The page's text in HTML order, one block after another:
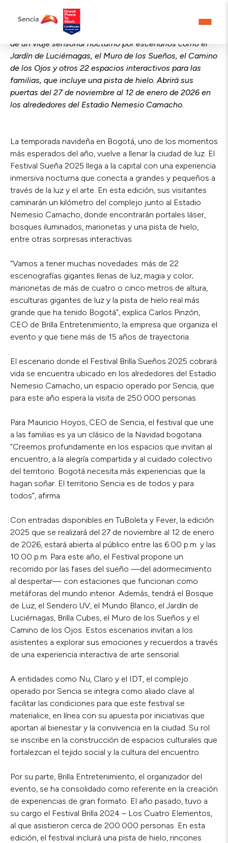
La Navidad regresa a Bogotá con luz y fantasía a través
de un viaje sensorial nocturno por escenarios como el
Jardín de Luciérnagas, el Muro de los Sueños, el Camino
de los Ojos y otros 22 espacios interactivos para las
familias, que incluye una pista de hielo. Abrirá sus
puertas del 27 de noviembre al 12 de enero de 2026 en
los alrededores del Estadio Nemesio Camacho.
La temporada navideña en Bogotá, uno de los momentos
más esperados del año, vuelve a llenar la ciudad de luz. El
Festival Sueña 2025 llega a la capital con una experiencia
inmersiva nocturna que conecta a grandes y pequeños a
través de la luz y el arte. En esta edición, sus visitantes
caminarán un kilómetro del complejo junto al Estadio
Nemesio Camacho, donde encontrarán portales láser,
bosques iluminados, marionetas y una pista de hielo,
entre otras sorpresas interactivas.
“Vamos a tener muchas novedades: más de 22
escenografías gigantes llenas de luz, magia y color;
marionetas de más de cuatro o cinco metros de altura,
esculturas gigantes de luz y la pista de hielo real más
grande que ha tenido Bogotá”, explica Carlos Pinzón,
CEO de Brilla Entretenimiento, la empresa que organiza el
evento y que tiene más de 15 años de trayectoria.
El escenario donde el Festival Brilla Sueños 2025 cobrará
vida se encuentra ubicado en los alrededores del Estadio
Nemesio Camacho, un espacio operado por Sencia, que
para este año espera la visita de 250.000 personas.
Para Mauricio Hoyos, CEO de Sencia, el festival que une
a las familias es ya un clásico de la Navidad bogotana.
“Creemos profundamente en los espacios que invitan al
encuentro, a la alegría compartida y al cuidado colectivo
del territorio. Bogotá necesita más experiencias que la
hagan soñar. El territorio Sencia es de todos y para
todos”, afirma.
Con entradas disponibles en TuBoleta y Fever, la edición
2025 que se realizará del 27 de noviembre al 12 de enero
de 2026, estará abierta al público entre las 6:00 p.m. y las
10:00 p.m. Para este año, el Festival propone un
recorrido por las fases del sueño —del adormecimiento
al despertar— con estaciones que funcionan como
metáforas del mundo interior. Además, tendrá el Bosque
de Luz, el Sendero UV, el Mundo Blanco, el Jardín de
Luciérnagas, Brilla Cubes, el Muro de los Sueños y el
Camino de los Ojos. Estos escenarios invitan a los
asistentes a explorar sus emociones y recuerdos a través
de una experiencia interactiva de arte sensorial.
A entidades como Nu, Claro y el IDT, el complejo
operado por Sencia se integra como aliado clave al
facilitar las condiciones para que este festival se
materialice, en línea con su apuesta por iniciativas que
aportan al bienestar y la convivencia en la ciudad. Su rol
se inscribe en la construcción de espacios culturales que
fortalezcan el tejido social y la cultura del encuentro.
Por su parte, Brilla Entretenimiento, el organizador del
evento, se ha consolidado como referente en la creación
de experiencias de gran formato. El año pasado, tuvo a
su cargo el Festival Brilla 2024 – Los Cuatro Elementos,
al que asistieron cerca de 200.000 personas. En esta
edición, el festival incluirá una pista de hielo, rincones